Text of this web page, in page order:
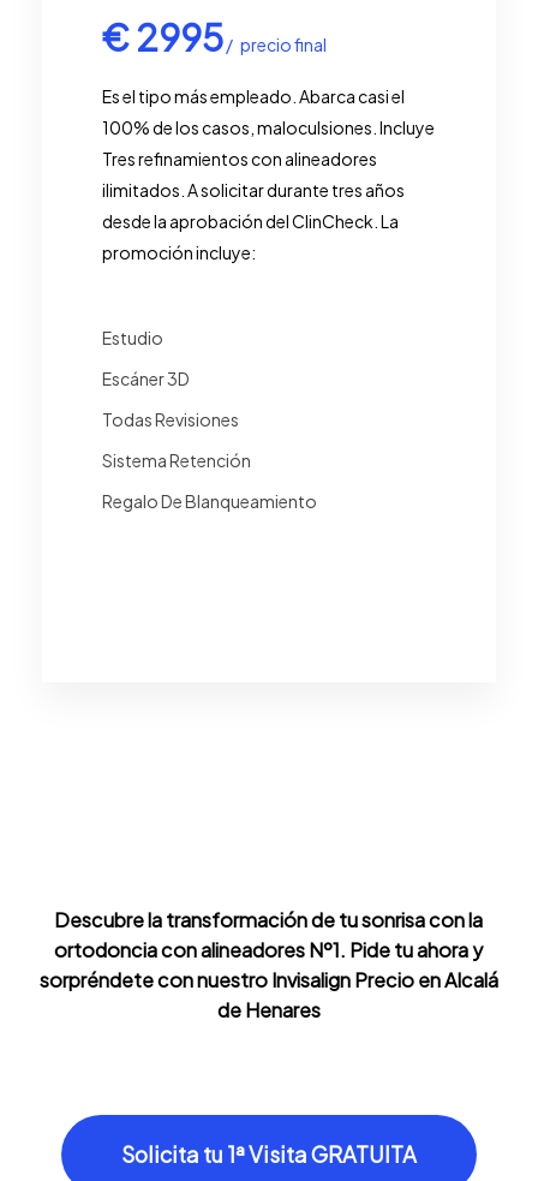
€2995 precio final
Es el tipo más empleado. Abarca casi el
100% de los casos, maloculsiones. Incluye
Tres refinamientos con alineadores
ilimitados. A solicitar durante tres años
desde la aprobación del ClinCheck. La
promoción incluye:
Estudio
Escáner 3D
Todas Revisiones
Sistema Retención
Regalo De Blanqueamiento
Descubre la transformación de tu sonrisa con la
ortodoncia con alineadores Nº1. Pide tu ahora y
sorpréndete con nuestro Invisalign Precio en Alcalá
de Henares
Solicita tu 1ª Visita GRATUITA